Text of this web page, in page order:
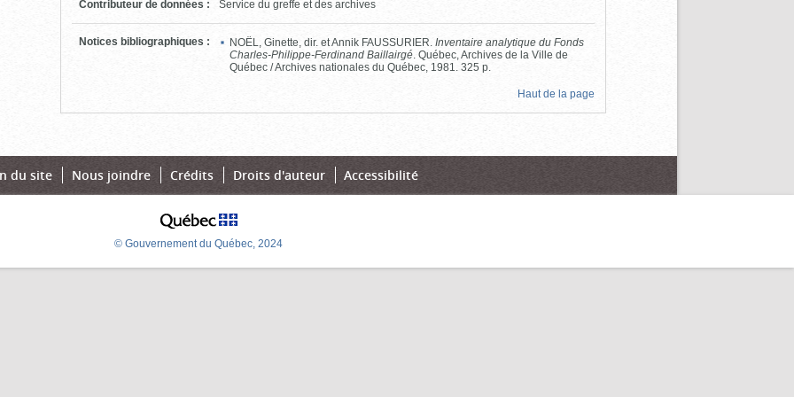
Contributeur de données : Service du greffe et des archives
Notices bibliographiques : NOËL, Ginette, dir. et Annik FAUSSURIER.Inventaire analytique du Fonds
Charles-Philippe-Ferdinand Baillairgé. Québec, Archives de la Ville de
Québec / Archives nationales du Québec, 1981. 325 p.
Haut de la page
du site Nous joindre Crédits Droits d'auteur Accessibilité
© Gouvernement du Québec, 2024